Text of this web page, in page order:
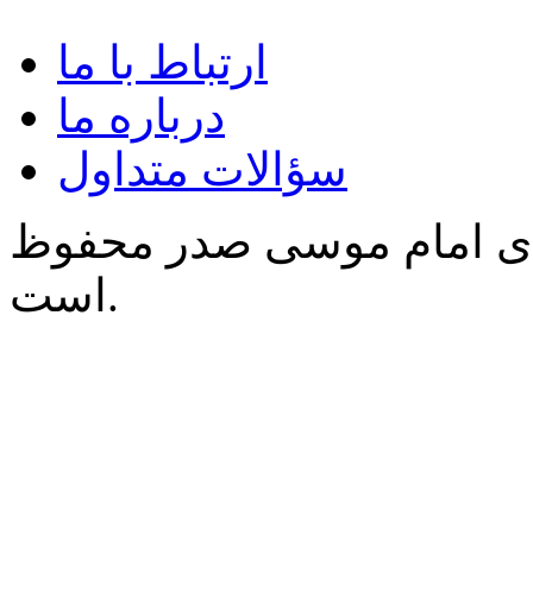
ارتباط با ما
درباره ما
سؤالات متداول
امام موسی صدر محفوظ
است.